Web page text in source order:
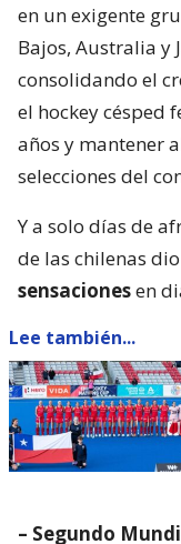
en un exigente
Bajos, Australia y
consolidando el
el hockey césped
años y mantener
selecciones del
Y a solo días de
de las chilenas
sensacionesen
Lee también...
– Segundo